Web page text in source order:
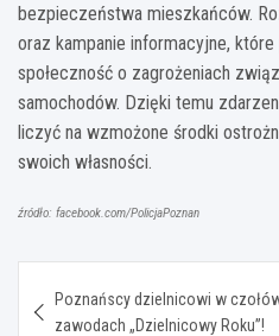
bezpieczeństwa mieszkańców.
oraz kampanie informacyjne,
społeczność o zagrożeniach
samochodów. Dzięki temu
liczyć na wzmożone środki
swoich własności.
źródło: facebook.com/PolicjaPoznan
wpisu
Poznańscy dzielnicowi w
zawodach „Dzielnicowy Roku”!